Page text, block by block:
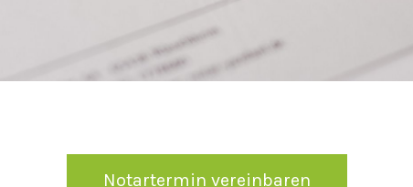
Notartermin vereinbaren